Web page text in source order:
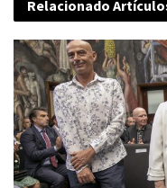
Relacionado